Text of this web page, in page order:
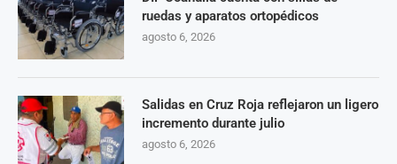
ruedas y aparatos ortopédicos
agosto 6, 2026
Salidas en Cruz Roja reflejaron un ligero
incremento durante julio
agosto 6, 2026